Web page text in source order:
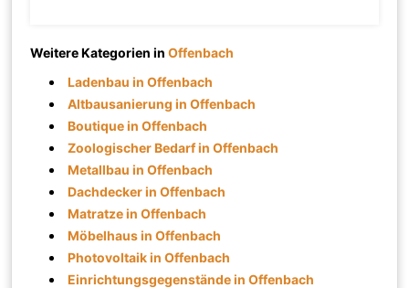
Weitere Kategorien inOffenbach
Ladenbau in Offenbach
Altbausanierung in Offenbach
Boutique in Offenbach
Zoologischer Bedarf in Offenbach
Metallbau in Offenbach
Dachdecker in Offenbach
Matratze in Offenbach
Möbelhaus in Offenbach
Photovoltaik in Offenbach
Einrichtungsgegenstände in Offenbach